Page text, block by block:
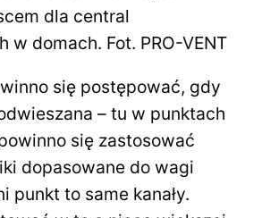
dla central
w domach. Fot. PRO-VENT
się postępować, gdy
– tu w punktach
się zastosować
dopasowane do wagi
punkt to same kanały.